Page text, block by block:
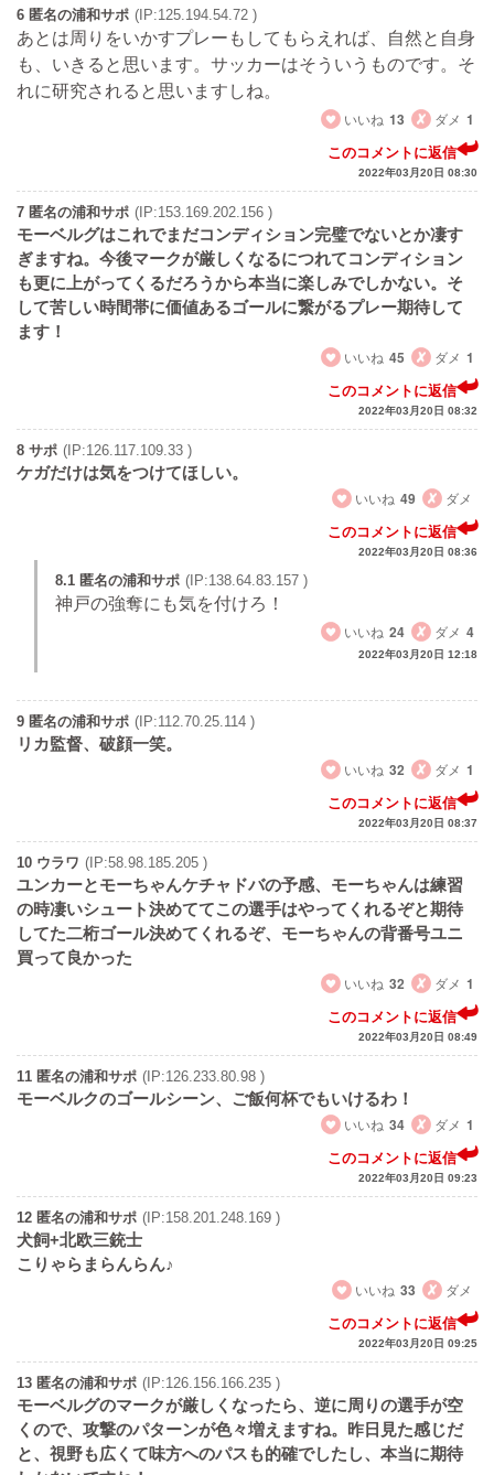
6 匿名の浦和サポ (IP:125.194.54.72 )
あとは周りをいかすプレーもしてもらえれば、自然と自身
も、いきると思います。サッカーはそういうものです。そ
れに研究されると思いますしね。
いいね 13 ダメ 1
このコメントに返信
2022年03月20日 08:30
7 匿名の浦和サポ (IP:153.169.202.156 )
モーベルグはこれでまだコンディション完璧でないとか凄す
ぎますね。今後マークが厳しくなるにつれてコンディション
も更に上がってくるだろうから本当に楽しみでしかない。そ
して苦しい時間帯に価値あるゴールに繋がるプレー期待して
ます！
いいね 45 ダメ 1
このコメントに返信
2022年03月20日 08:32
8 サポ (IP:126.117.109.33 )
ケガだけは気をつけてほしい。
いいね 49 ダメ
このコメントに返信
2022年03月20日 08:36
8.1 匿名の浦和サポ (IP:138.64.83.157 )
神戸の強奪にも気を付けろ！
いいね 24 ダメ 4
2022年03月20日 12:18
9 匿名の浦和サポ (IP:112.70.25.114 )
リカ監督、破顔一笑。
いいね 32 ダメ 1
このコメントに返信
2022年03月20日 08:37
10 ウラワ (IP:58.98.185.205 )
ユンカーとモーちゃんケチャドバの予感、モーちゃんは練習
の時凄いシュート決めててこの選手はやってくれるぞと期待
してた二桁ゴール決めてくれるぞ、モーちゃんの背番号ユニ
買って良かった
いいね 32 ダメ 1
このコメントに返信
2022年03月20日 08:49
11 匿名の浦和サポ (IP:126.233.80.98 )
モーベルクのゴールシーン、ご飯何杯でもいけるわ！
いいね 34 ダメ 1
このコメントに返信
2022年03月20日 09:23
12 匿名の浦和サポ (IP:158.201.248.169 )
犬飼+北欧三銃士
こりゃらまらんらん♪
いいね 33 ダメ
このコメントに返信
2022年03月20日 09:25
13 匿名の浦和サポ (IP:126.156.166.235 )
モーベルグのマークが厳しくなったら、逆に周りの選手が空
くので、攻撃のパターンが色々増えますね。昨日見た感じだ
と、視野も広くて味方へのパスも的確でしたし、本当に期待